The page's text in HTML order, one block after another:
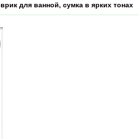
для ванной, сумка в ярких тонах